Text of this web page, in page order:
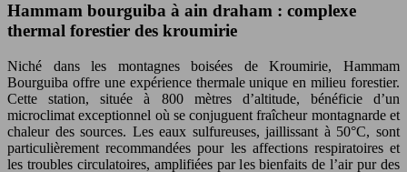
Hammam bourguiba à ain draham : complexe
thermal forestier des kroumirie
Niché dans les montagnes boisées de Kroumirie, Hammam
Bourguiba offre une expérience thermale unique en milieu forestier.
Cette station, située à 800 mètres d’altitude, bénéficie d’un
microclimat exceptionnel où se conjuguent fraîcheur montagnarde et
chaleur des sources. Les eaux sulfureuses, jaillissant à 50°C, sont
particulièrement recommandées pour les affections respiratoires et
les troubles circulatoires, amplifiées par les bienfaits de l’air pur des